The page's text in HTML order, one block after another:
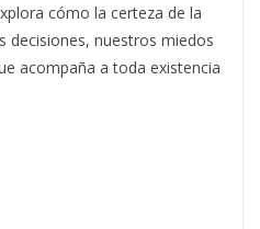
cómo la certeza de la
decisiones, nuestros miedos
acompaña a toda existencia